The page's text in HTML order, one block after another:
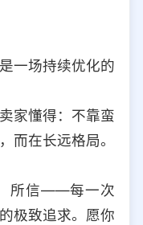
一场持续优化的
家懂得：不靠蛮
而在长远格局。
所信——每一次
极致追求。愿你